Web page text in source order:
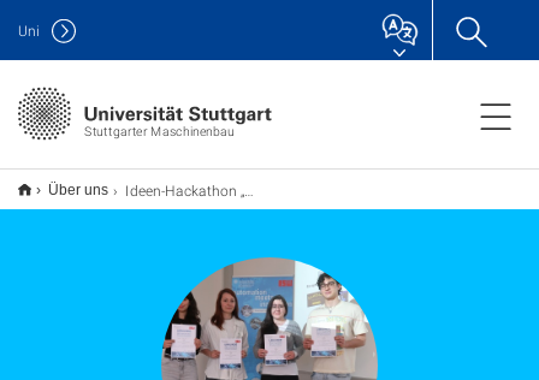
Stuttgarter Maschinenbau
Uni
Über uns Ideen-Hackathon „KI in der Produktionstechnik“